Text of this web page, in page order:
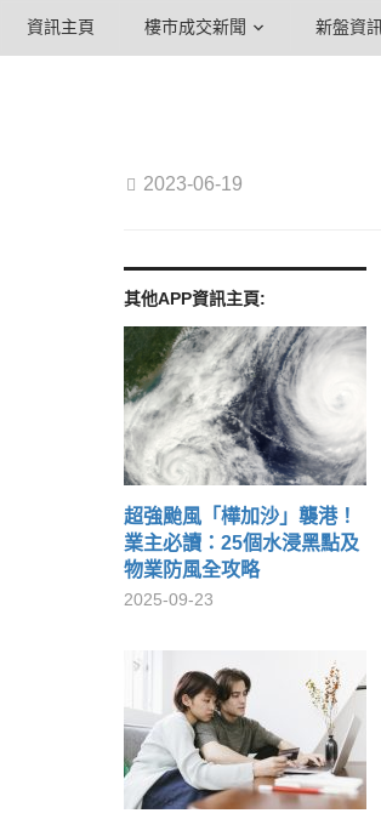
資訊主頁 樓市成交新聞 新盤資訊
2023-06-19
其他APP資訊主頁:
超強颱風「樺加沙」襲港！
業主必讀：25個水浸黑點及
物業防風全攻略
2025-09-23